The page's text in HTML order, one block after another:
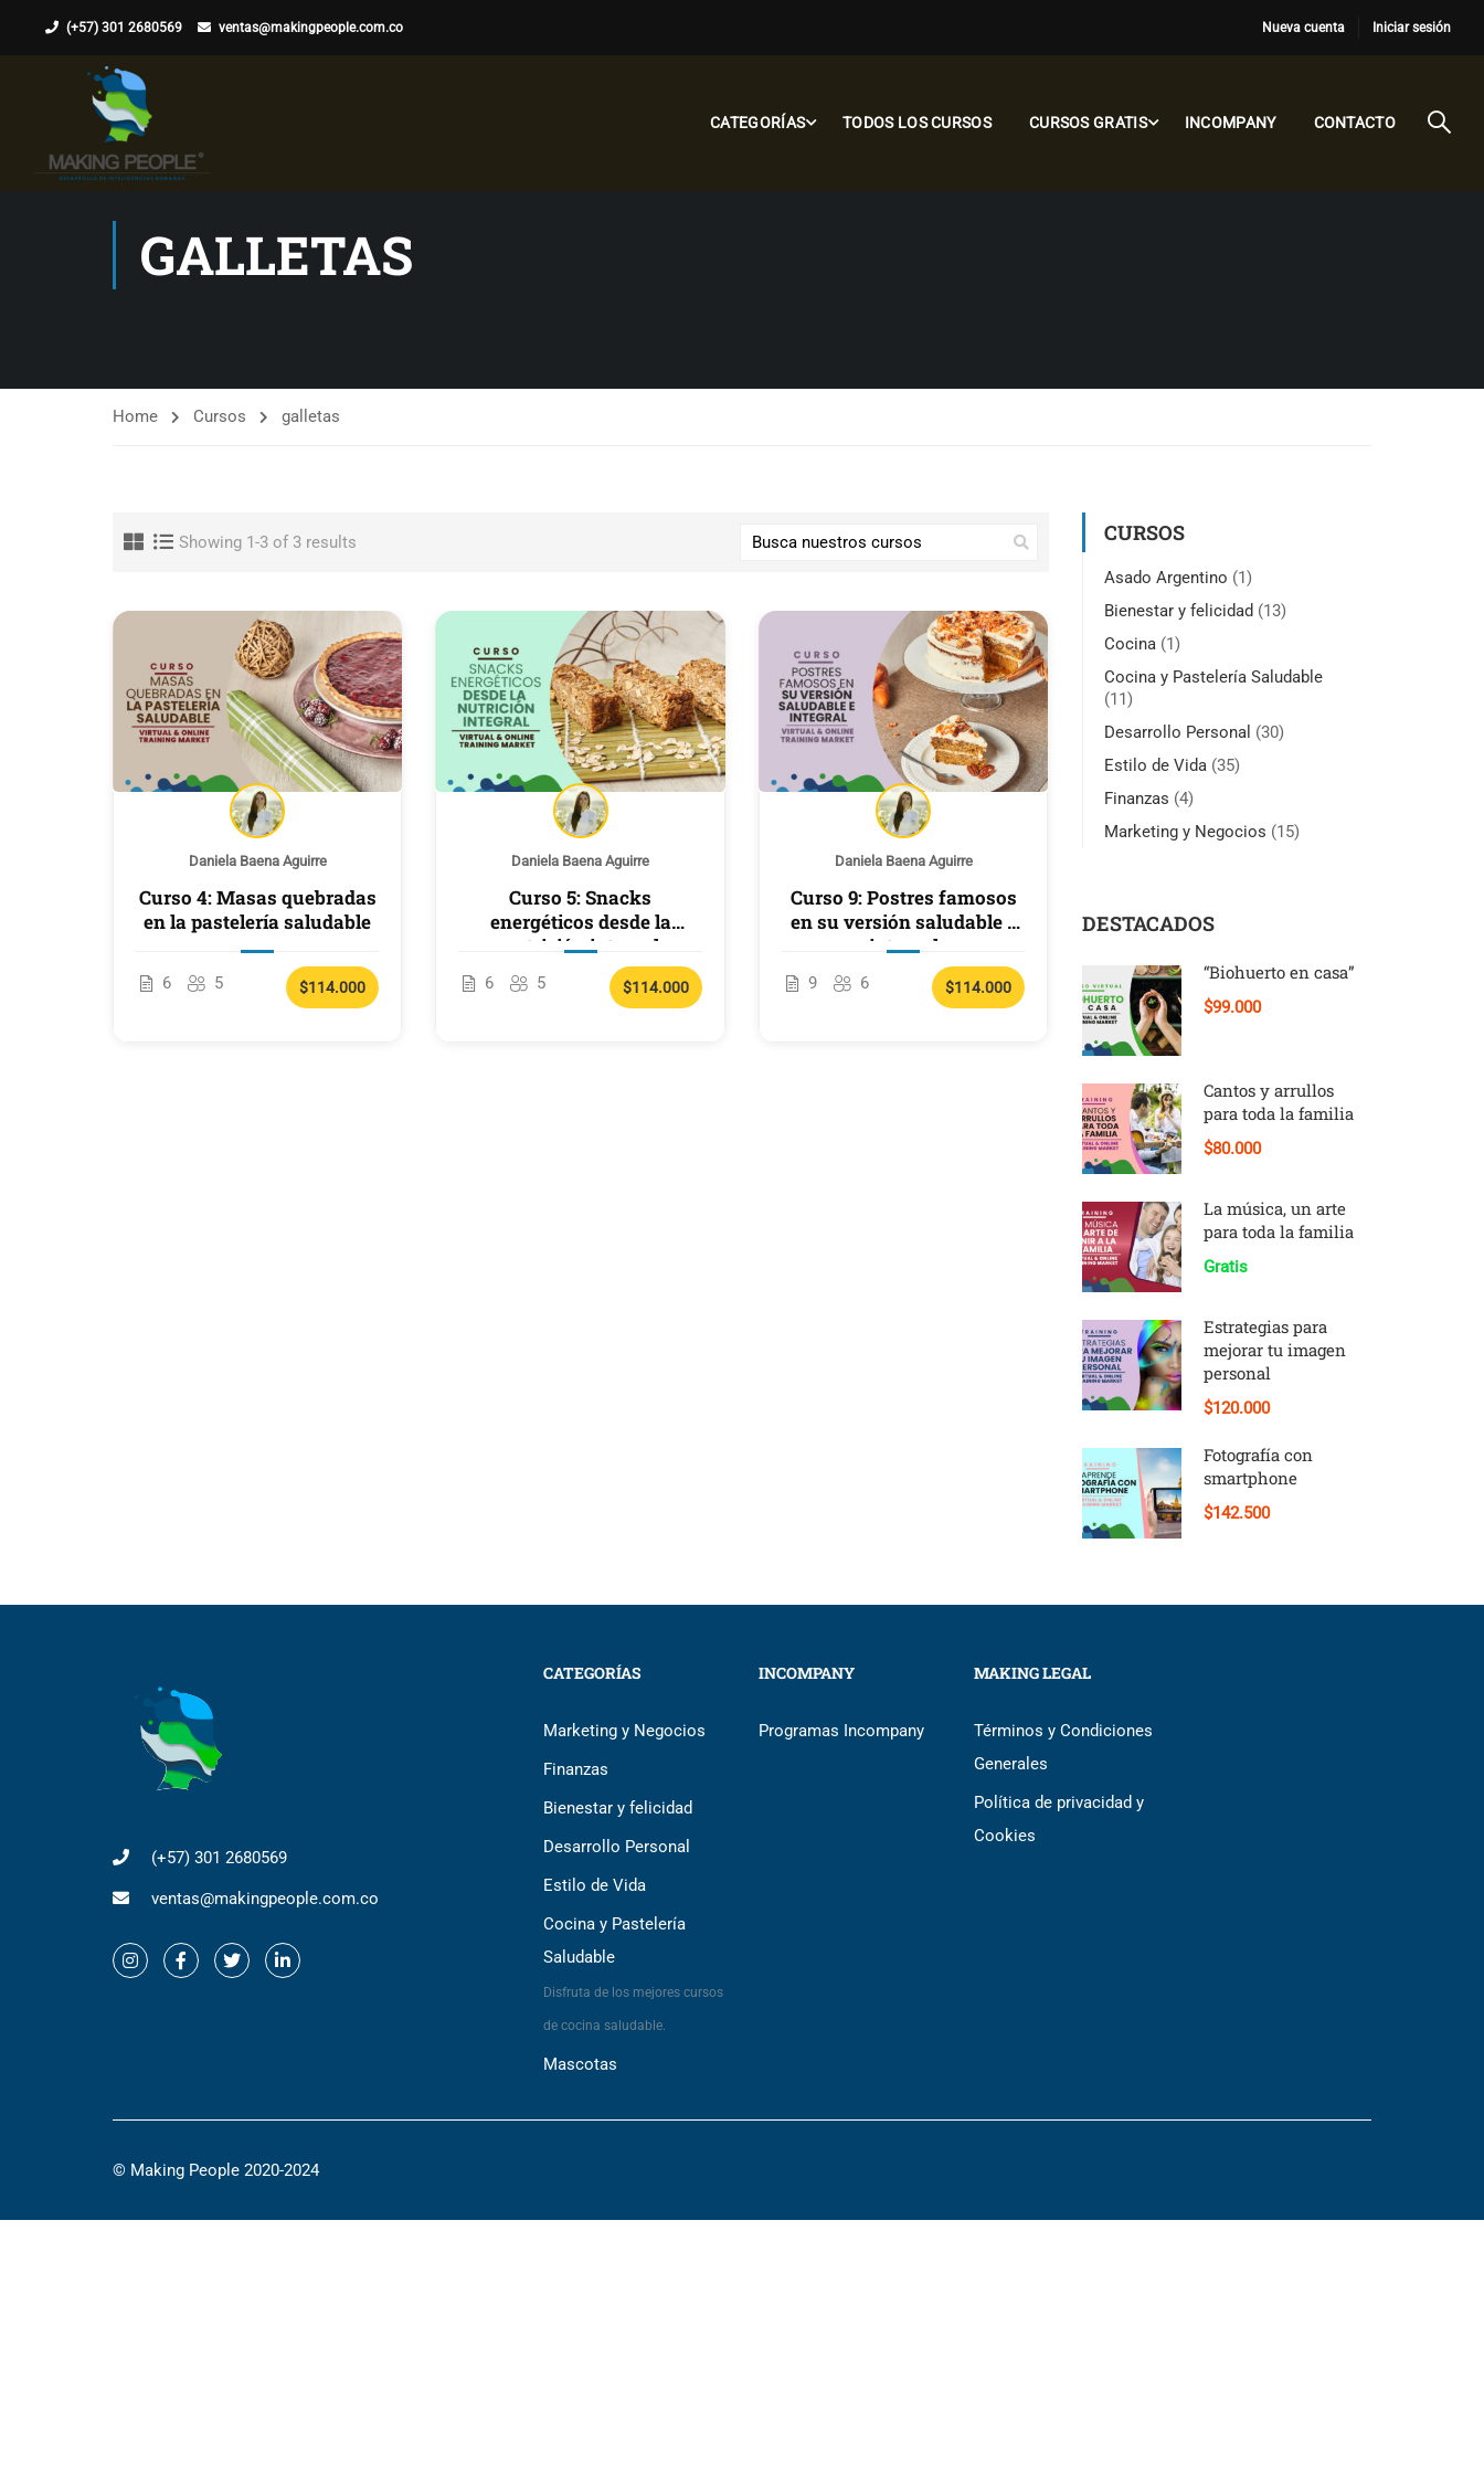
(+57) 301 2680569 ventas@makingpeople.com.co Nueva cuenta Iniciar sesión
CATEGORÍAS TODOS LOS CURSOS CURSOS GRATIS INCOMPANY CONTACTO
GALLETAS
Home Cursos galletas
Showing 1-3 of 3 results
Daniela Baena Aguirre
Curso 4: Masas quebradas
en la pastelería saludable
6 5 $114.000
Daniela Baena Aguirre
Curso 5: Snacks
energéticos desde la
nutrición integral
6 5 $114.000
Daniela Baena Aguirre
Curso 9: Postres famosos
en su versión saludable e
integral
9 6 $114.000
CURSOS
Asado Argentino (1)
Bienestar y felicidad (13)
Cocina (1)
Cocina y Pastelería Saludable
(11)
Desarrollo Personal (30)
Estilo de Vida (35)
Finanzas (4)
Marketing y Negocios (15)
DESTACADOS
“Biohuerto en casa”
$99.000
Cantos y arrullos
para toda la familia
$80.000
La música, un arte
para toda la familia
Gratis
Estrategias para
mejorar tu imagen
personal
$120.000
Fotografía con
smartphone
$142.500
(+57) 301 2680569
ventas@makingpeople.com.co
CATEGORÍAS
Marketing y Negocios
Finanzas
Bienestar y felicidad
Desarrollo Personal
Estilo de Vida
Cocina y Pastelería
Saludable
Disfruta de los mejores cursos
de cocina saludable.
Mascotas
INCOMPANY
Programas Incompany
MAKING LEGAL
Términos y Condiciones
Generales
Política de privacidad y
Cookies
© Making People 2020-2024